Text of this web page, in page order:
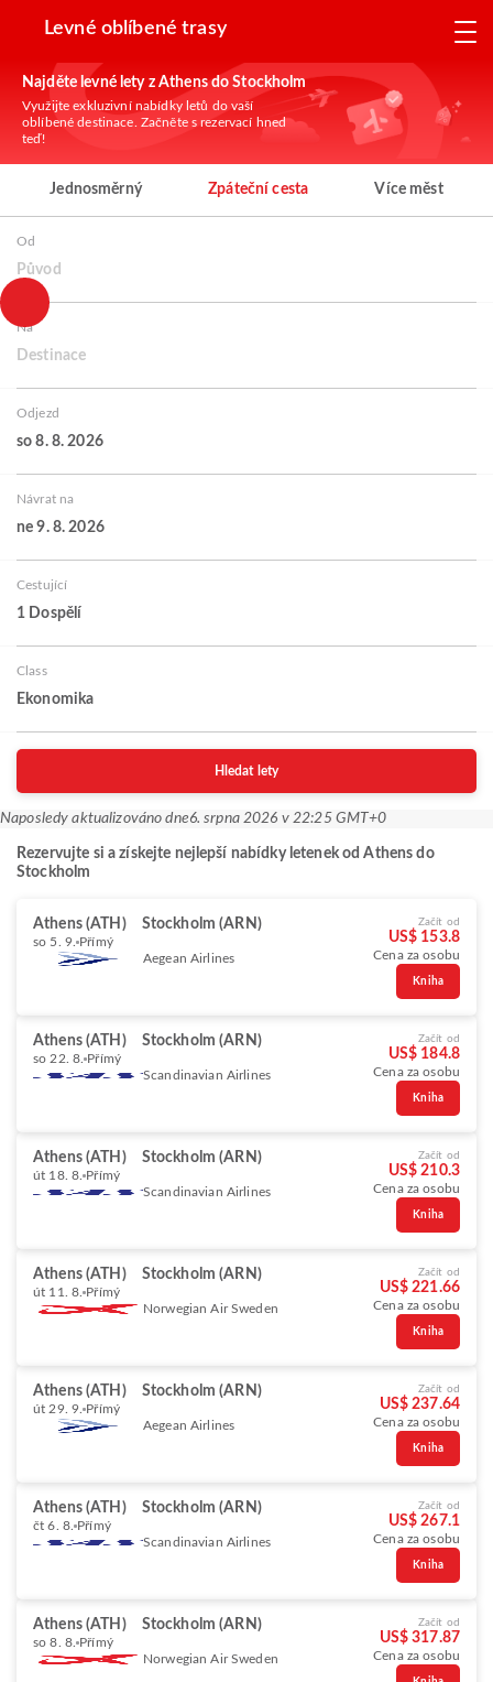
Levné oblíbené trasy
Najděte levné lety z Athens do Stockholm
Využijte exkluzivní nabídky letů do vaší
oblíbené destinace. Začněte s rezervací hned
teď!
Jednosměrný Zpáteční cesta Více měst
Od
Původ
Na
Destinace
Odjezd
so 8. 8. 2026
Návrat na
ne 9. 8. 2026
Cestující
1 Dospělí
Class
Ekonomika
Hledat lety
Naposledy aktualizováno dne6. srpna 2026 v 22:25 GMT+0
Rezervujte si a získejte nejlepší nabídky letenek od Athens do
Stockholm
Athens (ATH) Stockholm (ARN)
so 5. 9. Přímý
Aegean Airlines
Začít od
US$ 153.8
Cena za osobu
Kniha
Athens (ATH) Stockholm (ARN)
so 22. 8. Přímý
Scandinavian Airlines
Začít od
US$ 184.8
Cena za osobu
Kniha
Athens (ATH) Stockholm (ARN)
út 18. 8. Přímý
Scandinavian Airlines
Začít od
US$ 210.3
Cena za osobu
Kniha
Athens (ATH) Stockholm (ARN)
út 11. 8. Přímý
Norwegian Air Sweden
Začít od
US$ 221.66
Cena za osobu
Kniha
Athens (ATH) Stockholm (ARN)
út 29. 9. Přímý
Aegean Airlines
Začít od
US$ 237.64
Cena za osobu
Kniha
Athens (ATH) Stockholm (ARN)
čt 6. 8. Přímý
Scandinavian Airlines
Začít od
US$ 267.1
Cena za osobu
Kniha
Athens (ATH) Stockholm (ARN)
so 8. 8. Přímý
Norwegian Air Sweden
Začít od
US$ 317.87
Cena za osobu